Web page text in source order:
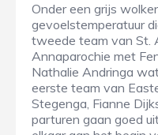
Onder een grijs
gevoelstemperatuur
tweede team van St.
Annaparochie met
Nathalie Andringa
eerste team van
Stegenga, Fianne
parturen gaan goed